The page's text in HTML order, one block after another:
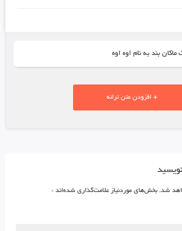
بند به نام اوه اوه
+ افزودن متن ترانه
شد. بخش‌های موردنیاز علامت‌گذاری شده‌اند *